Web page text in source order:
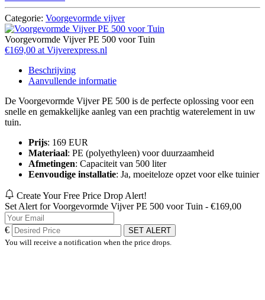
Categorie: Voorgevormde vijver
Voorgevormde Vijver PE 500 voor Tuin
€169,00 at Vijverexpress.nl
Beschrijving
Aanvullende informatie
De Voorgevormde Vijver PE 500 is de perfecte oplossing voor een
snelle en gemakkelijke aanleg van een prachtig waterelement in uw
tuin.
Prijs: 169 EUR
Materiaal: PE (polyethyleen) voor duurzaamheid
Afmetingen: Capaciteit van 500 liter
Eenvoudige installatie: Ja, moeiteloze opzet voor elke tuinier
Create Your Free Price Drop Alert!
Set Alert for Voorgevormde Vijver PE 500 voor Tuin - €169,00
€
SET ALERT
You will receive a notification when the price drops.